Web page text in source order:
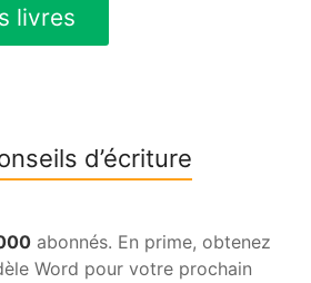
d’écriture
abonnés. En prime, obtenez
Word pour votre prochain